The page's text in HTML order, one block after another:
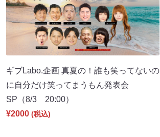
ギブLabo.企画 真夏の！誰も笑ってないの
に自分だけ笑ってまうもん発表会
SP（8/3 20:00）
¥2000 (税込)